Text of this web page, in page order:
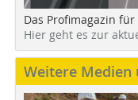
Das Profimagazin
Hier geht es zur
Weitere Medien